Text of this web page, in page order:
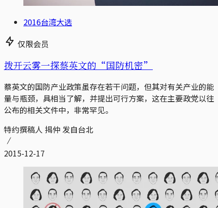
2016台湾大选
仅限会员
拨开云雾一探蔡英文的“国防机密”
蔡英文的国防产业政策虽存在若干问题，但其对有关产业的能
量与瓶颈，具相当了解，并提出可行方案，这在主要政党以往
公布的相关文件中，非常罕见。
特约撰稿人 揭仲 发自台北
2015-12-17